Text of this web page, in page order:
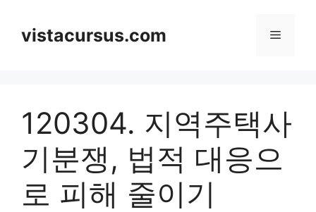
contentvistacursus.com Menu
120304. 지역주택사
기분쟁, 법적 대응으
로 피해 줄이기